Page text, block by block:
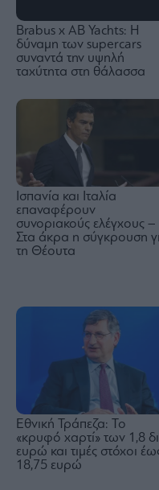
Brabus x AB Yachts: Η
δύναμη των supercars
συναντά την υψηλή
ταχύτητα στη θάλασσα
Ισπανία και Ιταλία
επαναφέρουν
συνοριακούς ελέγχους –
Στα άκρα η σύγκρουση
τη Θέουτα
Εθνική Τράπεζα: Το
«κρυφό χαρτί» των 1,8
ευρώ και τιμές στόχοι
18,75 ευρώ